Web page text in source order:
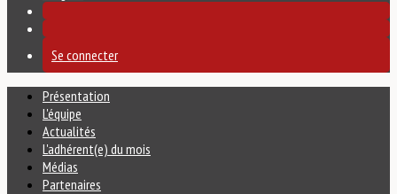
Se connecter
Présentation
L'équipe
Actualités
L'adhérent(e) du mois
Médias
Partenaires